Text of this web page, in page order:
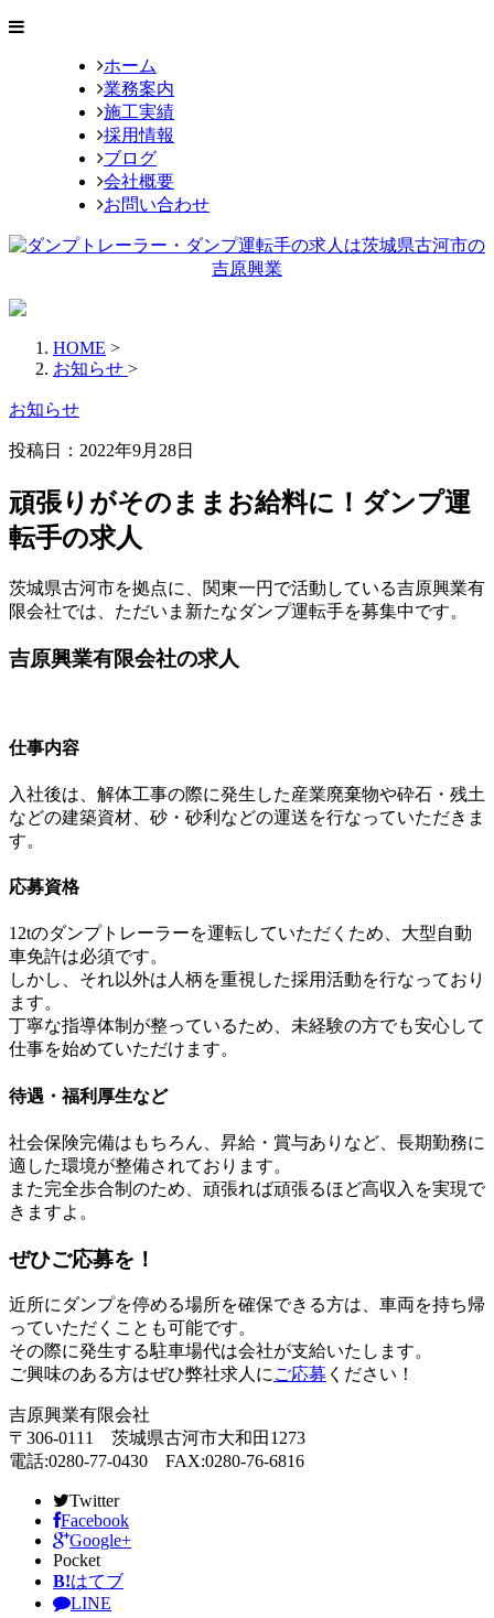
ホーム
業務案内
施工実績
採用情報
ブログ
会社概要
お問い合わせ
HOME >
お知らせ >
お知らせ
投稿日：2022年9月28日
頑張りがそのままお給料に！ダンプ運
転手の求人
茨城県古河市を拠点に、関東一円で活動している吉原興業有
限会社では、ただいま新たなダンプ運転手を募集中です。
吉原興業有限会社の求人
仕事内容
入社後は、解体工事の際に発生した産業廃棄物や砕石・残土
などの建築資材、砂・砂利などの運送を行なっていただきま
す。
応募資格
12tのダンプトレーラーを運転していただくため、大型自動
車免許は必須です。
しかし、それ以外は人柄を重視した採用活動を行なっており
ます。
丁寧な指導体制が整っているため、未経験の方でも安心して
仕事を始めていただけます。
待遇・福利厚生など
社会保険完備はもちろん、昇給・賞与ありなど、長期勤務に
適した環境が整備されております。
また完全歩合制のため、頑張れば頑張るほど高収入を実現で
きますよ。
ぜひご応募を！
近所にダンプを停める場所を確保できる方は、車両を持ち帰
っていただくことも可能です。
その際に発生する駐車場代は会社が支給いたします。
ご興味のある方はぜひ弊社求人に ご応募 ください！
吉原興業有限会社
〒306-0111 茨城県古河市大和田1273
電話:0280-77-0430 FAX:0280-76-6816
Twitter
Facebook
Google+
Pocket
B!はてブ
LINE